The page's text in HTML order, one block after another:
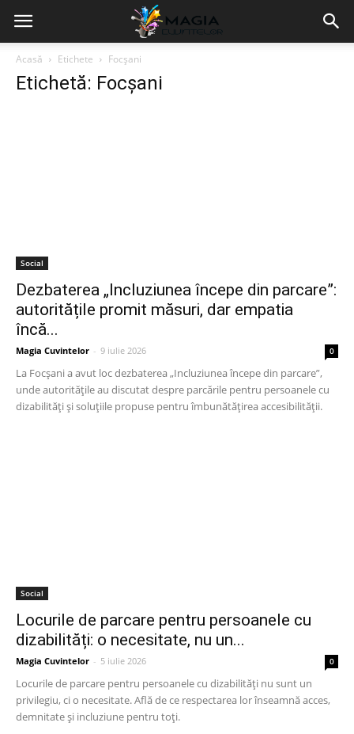
Acasă Etichete Focșani
Etichetă: Focșani
Social
Dezbaterea „Incluziunea începe din parcare”:
autoritățile promit măsuri, dar empatia
încă...
Magia Cuvintelor - 9 iulie 2026 0
La Focșani a avut loc dezbaterea „Incluziunea începe din parcare”,
unde autoritățile au discutat despre parcările pentru persoanele cu
dizabilități și soluțiile propuse pentru îmbunătățirea accesibilității.
Social
Locurile de parcare pentru persoanele cu
dizabilități: o necesitate, nu un...
Magia Cuvintelor - 5 iulie 2026 0
Locurile de parcare pentru persoanele cu dizabilități nu sunt un
privilegiu, ci o necesitate. Află de ce respectarea lor înseamnă acces,
demnitate și incluziune pentru toți.